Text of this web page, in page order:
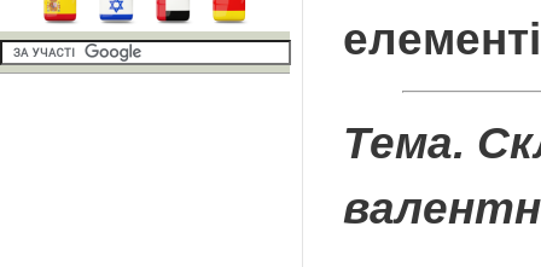
Тема.